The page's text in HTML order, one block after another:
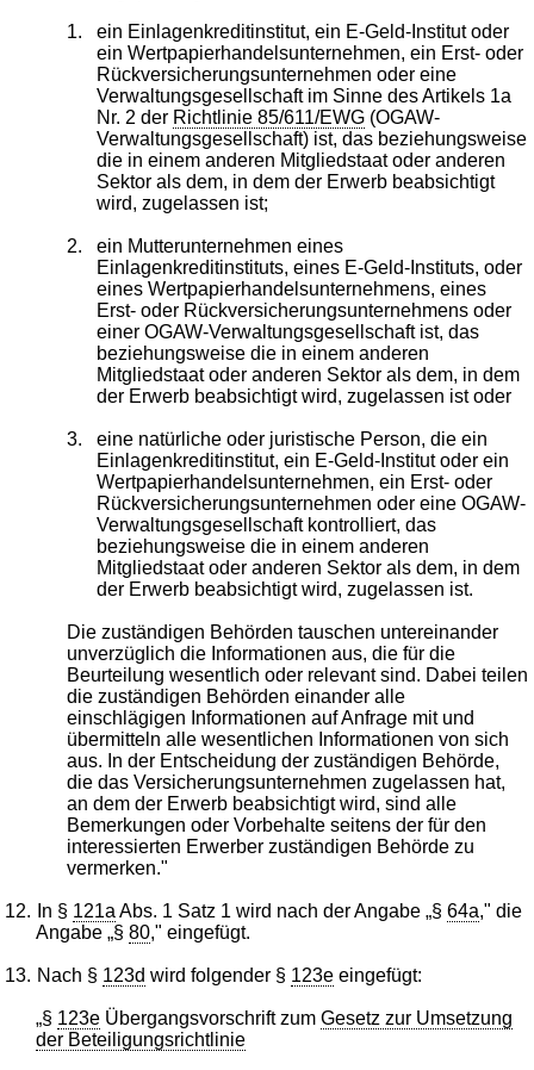
1.
ein Einlagenkreditinstitut, ein E-Geld-Institut oder
ein Wertpapierhandelsunternehmen, ein Erst- oder
Rückversicherungsunternehmen oder eine
Verwaltungsgesellschaft im Sinne des Artikels 1a
Nr. 2 der Richtlinie 85/611/EWG (OGAW-
Verwaltungsgesellschaft) ist, das beziehungsweise
die in einem anderen Mitgliedstaat oder anderen
Sektor als dem, in dem der Erwerb beabsichtigt
wird, zugelassen ist;
2.
ein Mutterunternehmen eines
Einlagenkreditinstituts, eines E-Geld-Instituts, oder
eines Wertpapierhandelsunternehmens, eines
Erst- oder Rückversicherungsunternehmens oder
einer OGAW-Verwaltungsgesellschaft ist, das
beziehungsweise die in einem anderen
Mitgliedstaat oder anderen Sektor als dem, in dem
der Erwerb beabsichtigt wird, zugelassen ist oder
3.
eine natürliche oder juristische Person, die ein
Einlagenkreditinstitut, ein E-Geld-Institut oder ein
Wertpapierhandelsunternehmen, ein Erst- oder
Rückversicherungsunternehmen oder eine OGAW-
Verwaltungsgesellschaft kontrolliert, das
beziehungsweise die in einem anderen
Mitgliedstaat oder anderen Sektor als dem, in dem
der Erwerb beabsichtigt wird, zugelassen ist.
Die zuständigen Behörden tauschen untereinander
unverzüglich die Informationen aus, die für die
Beurteilung wesentlich oder relevant sind. Dabei teilen
die zuständigen Behörden einander alle
einschlägigen Informationen auf Anfrage mit und
übermitteln alle wesentlichen Informationen von sich
aus. In der Entscheidung der zuständigen Behörde,
die das Versicherungsunternehmen zugelassen hat,
an dem der Erwerb beabsichtigt wird, sind alle
Bemerkungen oder Vorbehalte seitens der für den
interessierten Erwerber zuständigen Behörde zu
vermerken."
12. In § 121a Abs. 1 Satz 1 wird nach der Angabe „§64a," die
Angabe „§80," eingefügt.
13. Nach § 123d wird folgender § 123e eingefügt:
„§ 123e Übergangsvorschrift zumGesetz zur Umsetzung
der Beteiligungsrichtlinie